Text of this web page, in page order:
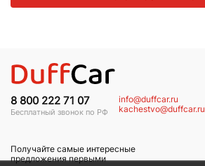
8 800 222 71 07
Бесплатный звонок по РФ
info@duffcar.ru
kachestvo@duffcar.ru
Получайте самые интересные
предложения первыми